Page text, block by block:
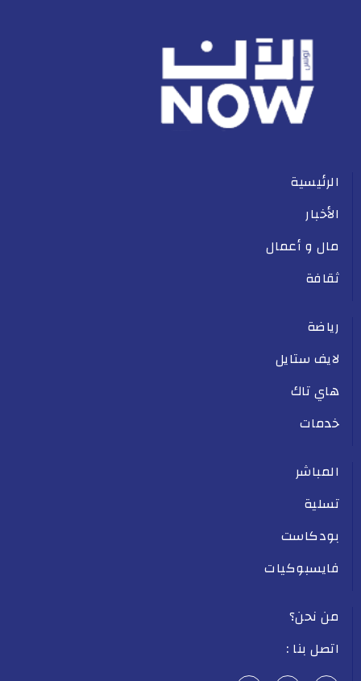
الرئيسية
الأخبار
مال و أعمال
ثقافة
رياضة
لايف ستايل
هاي تاك
خدمات
المباشر
تسلية
بودكاست
فايسبوكيات
من نحن؟
اتصل بنا :